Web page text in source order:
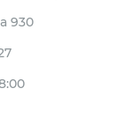
930